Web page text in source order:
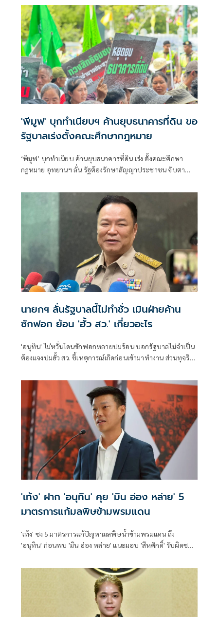
กรรมการประสานงานพรรคร่วมฝ่ายค้าน (วิปฝ่ายค้าน)
'พีมูฟ' บุกทำเนียบฯ ค้านยุบธนาคารที่ดิน ขอ
รัฐบาลเร่งตั้งคณะศึกษากฎหมาย
‘พีมูฟ’ บุกทำเนียบ ค้านยุบธนาคารที่ดิน เร่ง ตั้งคณะศึกษา
กฎหมาย อุทยานฯ ลั่น รัฐต้องรักษาสัญญาประชาชน จับตา
นายกฯ ลั่นรัฐบาลนี้ไม่ทำชั่ว เมินฝ่ายค้าน
ซักฟอก ย้อน 'ฮั้ว สว.' เกี่ยวอะไร
'อนุทิน' ไม่หวั่นโดนซักฟอกหลายปมร้อน บอกรัฐบาลไม่จำเป็น
ต้องแจงปมฮั้ว สว. ชี้เหตุการณ์เกิดก่อนเข้ามาทำงาน ส่วนทุจริต
'เท้ง' ฝาก 'อนุทิน' คุย 'มิน อ่อง หล่าย' 5
มาตรการแก้มลพิษข้ามพรมแดน
'เท้ง' ชง 5 มาตรการแก้ปัญหามลพิษน้ำข้ามพรมแดน ถึง
'อนุทิน' ก่อนพบ 'มิน อ่อง หล่าย' แนะมอบ 'สีหศักดิ์' รับผิดชอบ